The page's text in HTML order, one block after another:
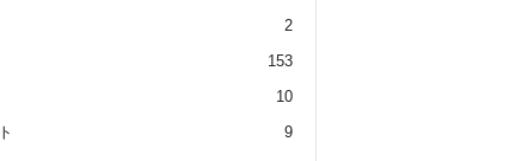
2
153
10
9